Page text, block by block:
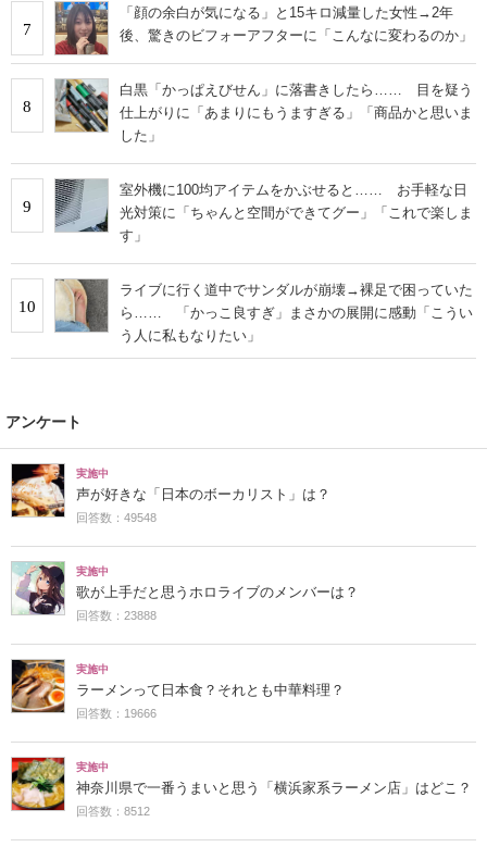
7
「顔の余白が気になる」と15キロ減量した女性→2年
後、驚きのビフォーアフターに「こんなに変わるのか」
8
白黒「かっぱえびせん」に落書きしたら…… 目を疑う
仕上がりに「あまりにもうますぎる」「商品かと思いま
した」
9
室外機に100均アイテムをかぶせると…… お手軽な日
光対策に「ちゃんと空間ができてグー」「これで楽しま
す」
10
ライブに行く道中でサンダルが崩壊→裸足で困っていた
ら…… 「かっこ良すぎ」まさかの展開に感動「こうい
う人に私もなりたい」
アンケート
実施中
声が好きな「日本のボーカリスト」は？
回答数：49548
実施中
歌が上手だと思うホロライブのメンバーは？
回答数：23888
実施中
ラーメンって日本食？それとも中華料理？
回答数：19666
実施中
神奈川県で一番うまいと思う「横浜家系ラーメン店」はどこ？
回答数：8512